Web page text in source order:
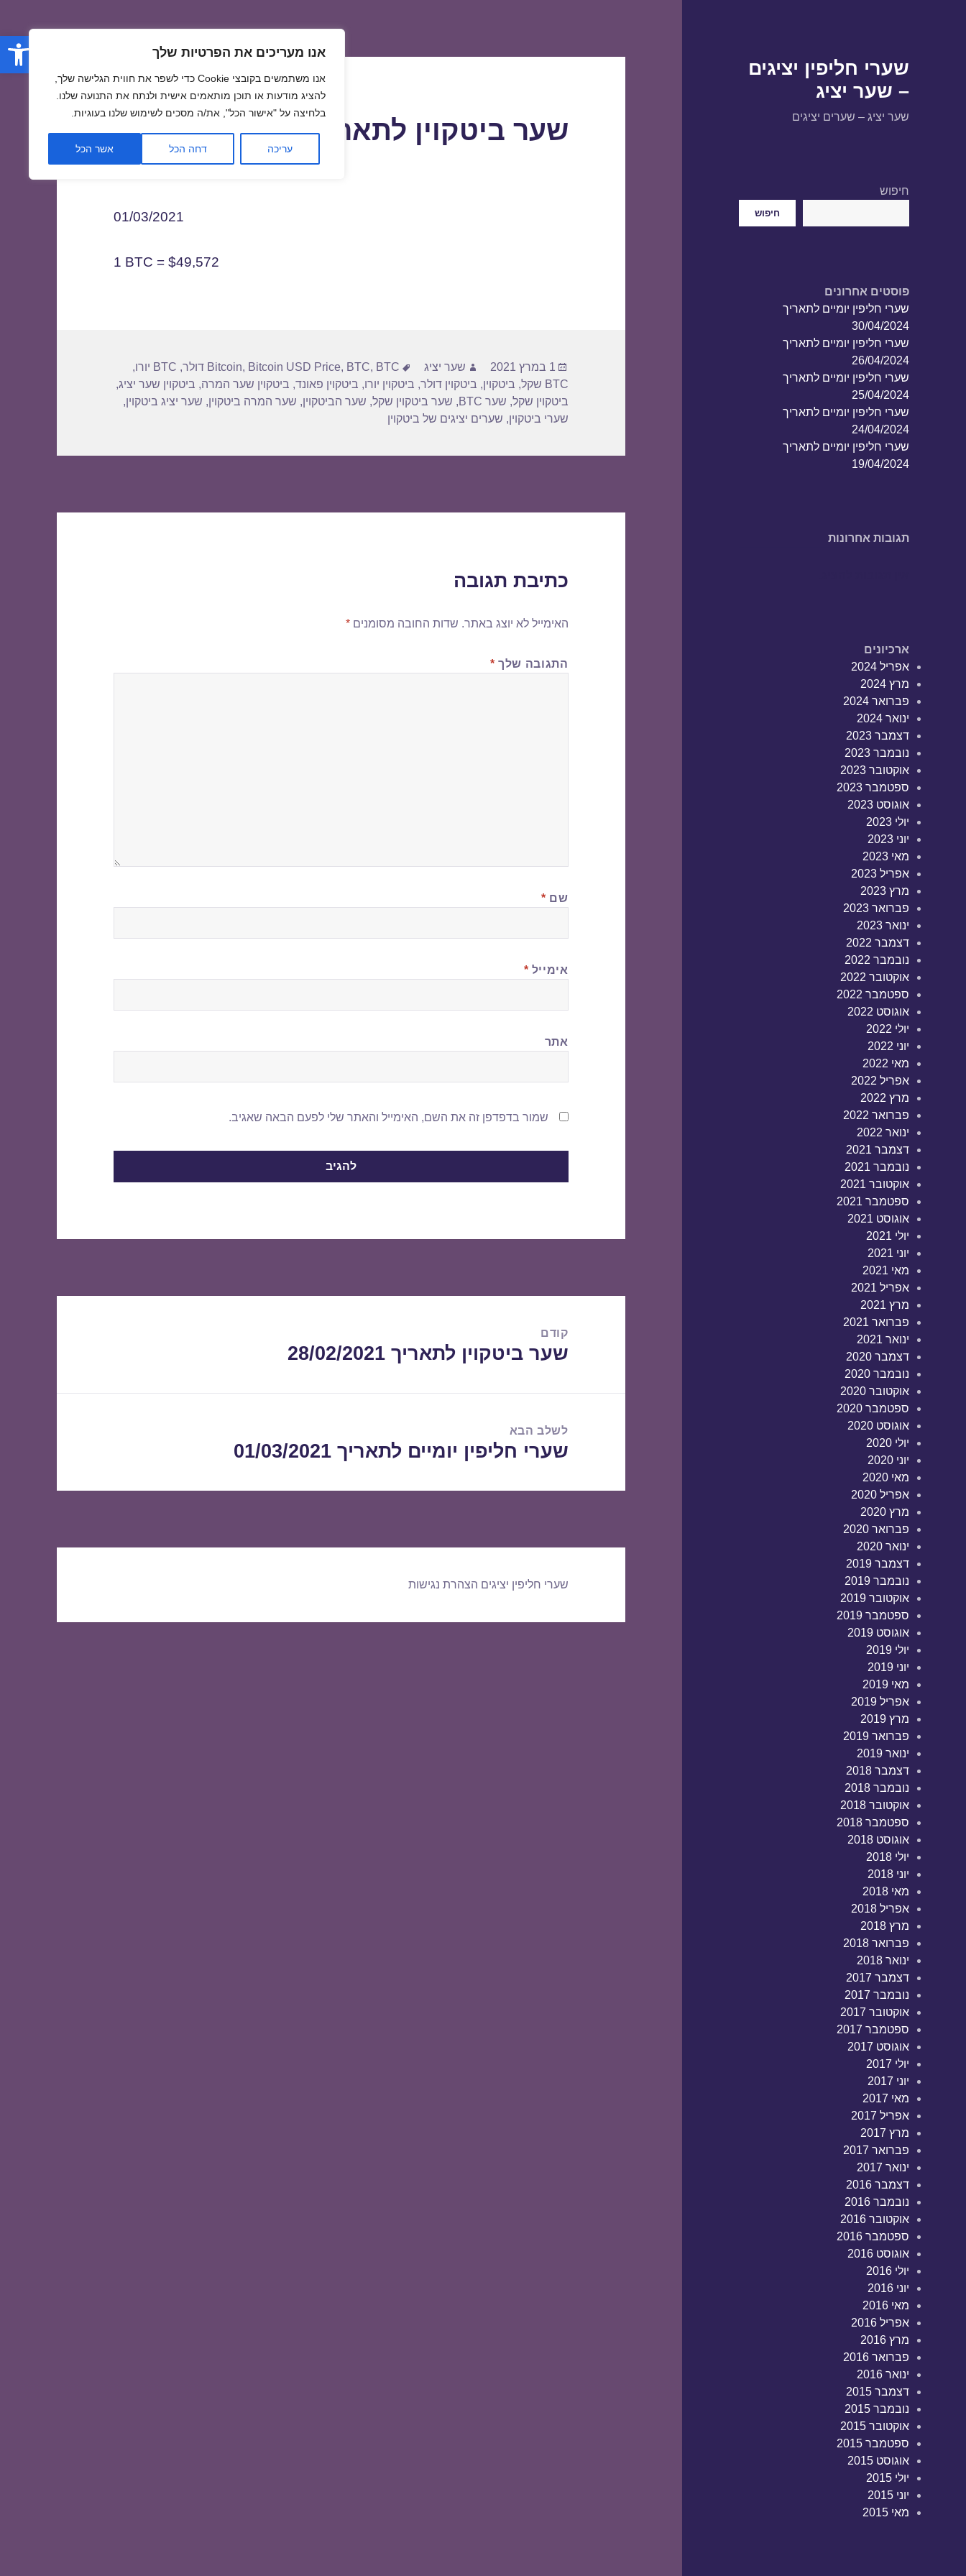
פתח אנו מעריכים את הפרטיות שלך
אנו משתמשים בקובצי Cookie כדי לשפר את חווית הגלישה שלך,
להציג מודעות או תוכן מותאמים אישית ולנתח את התנועה שלנו.
בלחיצה על "אישור הכל", את/ה מסכים לשימוש שלנו בעוגיות.
עריכה דחה הכל אשר הכל
שערי חליפין יציגים
– שער יציג
שער יציג – שערים יציגים
חיפוש
חיפוש
פוסטים אחרונים
שערי חליפין יומיים לתאריך
30/04/2024
שערי חליפין יומיים לתאריך
26/04/2024
שערי חליפין יומיים לתאריך
25/04/2024
שערי חליפין יומיים לתאריך
24/04/2024
שערי חליפין יומיים לתאריך
19/04/2024
תגובות אחרונות
ארכיונים
אפריל 2024
מרץ 2024
פברואר 2024
ינואר 2024
דצמבר 2023
נובמבר 2023
אוקטובר 2023
ספטמבר 2023
אוגוסט 2023
יולי 2023
יוני 2023
מאי 2023
אפריל 2023
מרץ 2023
פברואר 2023
ינואר 2023
דצמבר 2022
נובמבר 2022
אוקטובר 2022
ספטמבר 2022
אוגוסט 2022
יולי 2022
יוני 2022
מאי 2022
אפריל 2022
מרץ 2022
פברואר 2022
ינואר 2022
דצמבר 2021
נובמבר 2021
אוקטובר 2021
ספטמבר 2021
אוגוסט 2021
יולי 2021
יוני 2021
מאי 2021
אפריל 2021
מרץ 2021
פברואר 2021
ינואר 2021
דצמבר 2020
נובמבר 2020
אוקטובר 2020
ספטמבר 2020
אוגוסט 2020
יולי 2020
יוני 2020
מאי 2020
אפריל 2020
מרץ 2020
פברואר 2020
ינואר 2020
דצמבר 2019
נובמבר 2019
אוקטובר 2019
ספטמבר 2019
אוגוסט 2019
יולי 2019
יוני 2019
מאי 2019
אפריל 2019
מרץ 2019
פברואר 2019
ינואר 2019
דצמבר 2018
נובמבר 2018
אוקטובר 2018
ספטמבר 2018
אוגוסט 2018
יולי 2018
יוני 2018
מאי 2018
אפריל 2018
מרץ 2018
פברואר 2018
ינואר 2018
דצמבר 2017
נובמבר 2017
אוקטובר 2017
ספטמבר 2017
אוגוסט 2017
יולי 2017
יוני 2017
מאי 2017
אפריל 2017
מרץ 2017
פברואר 2017
ינואר 2017
דצמבר 2016
נובמבר 2016
אוקטובר 2016
ספטמבר 2016
אוגוסט 2016
יולי 2016
יוני 2016
מאי 2016
אפריל 2016
מרץ 2016
פברואר 2016
ינואר 2016
דצמבר 2015
נובמבר 2015
אוקטובר 2015
ספטמבר 2015
אוגוסט 2015
יולי 2015
יוני 2015
מאי 2015
שער ביטקוין לתאריך 01/03/2021
01/03/2021
1 BTC = $49,572
פורסם
בתאריך
1 במרץ 2021 מחבר
שער יציג תגיות Bitcoin, Bitcoin USD Price, BTC, BTC דולר , BTC יורו
,
BTC שקל
, ביטקוין, ביטקוין דולר, ביטקוין יורו, ביטקוין פאונד, ביטקוין שער המרה, ביטקוין שער יציג,
ביטקוין שקל, שער BTC , שער ביטקוין שקל, שער הביטקוין, שער המרה ביטקוין, שער יציג ביטקוין,
שערי ביטקוין, שערים יציגים של ביטקוין
כתיבת תגובה
האימייל לא יוצג באתר. שדות החובה מסומנים*
התגובה שלך *
שם *
אימייל *
אתר
שמור בדפדפן זה את השם, האימייל והאתר שלי לפעם הבאה שאגיב.
קודם
הפוסט
שער ביטקוין לתאריך 28/02/2021
לשלב הבא
הפוסט
שערי חליפין יומיים לתאריך 01/03/2021
שערי חליפין יציגים הצהרת נגישות